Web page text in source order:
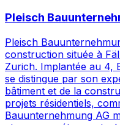
Pleisch
Pleisch
construction située à
Zurich. Implantée au 4,
se distingue par son
bâtiment et de la
projets résidentiels,
Bauunternehmung AG